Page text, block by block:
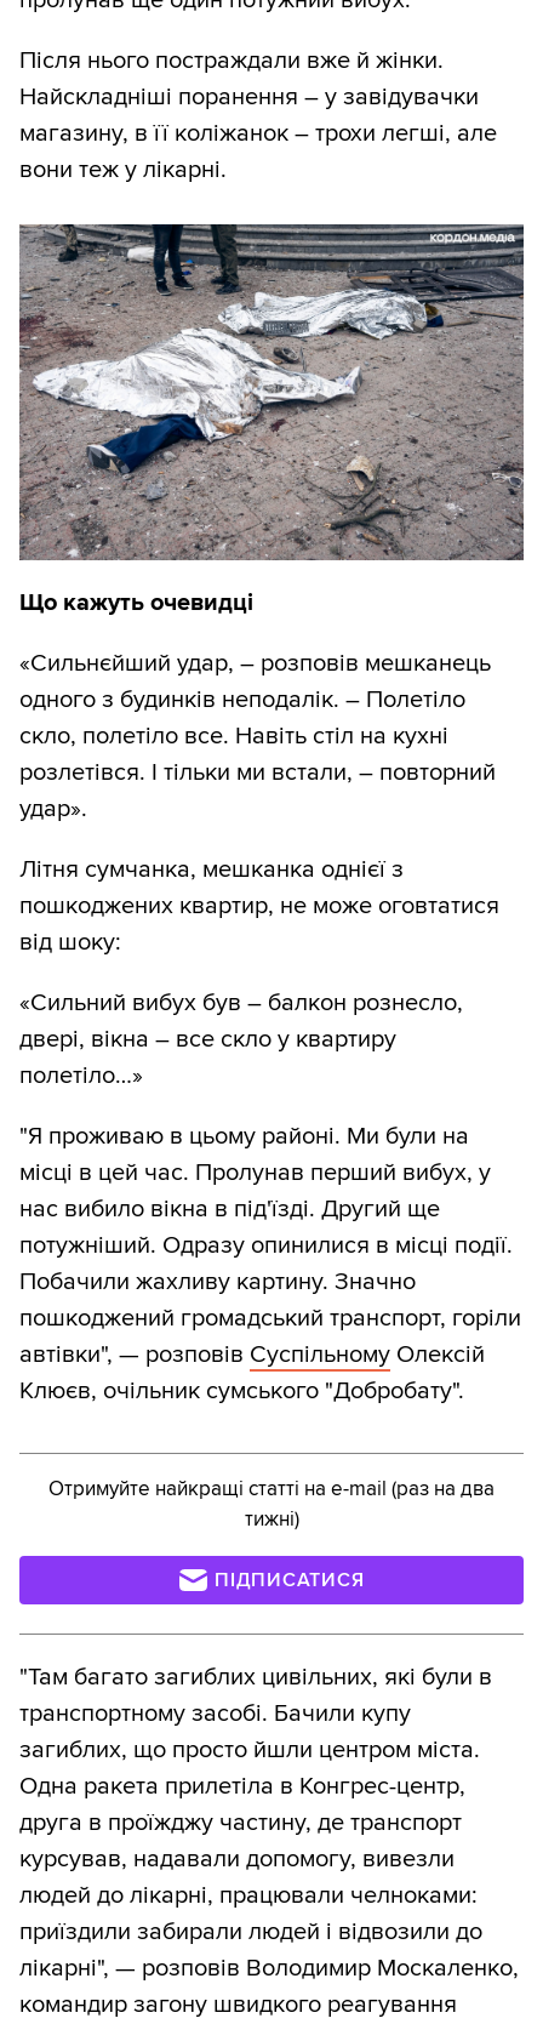
Після нього постраждали вже й жінки.
Найскладніші поранення – у завідувачки
магазину, в її коліжанок – трохи легші, але
вони теж у лікарні.
Що кажуть очевидці
«Сильнєйший удар, – розповів мешканець
одного з будинків неподалік. – Полетіло
скло, полетіло все. Навіть стіл на кухні
розлетівся. І тільки ми встали, – повторний
удар».
Літня сумчанка, мешканка однієї з
пошкоджених квартир, не може оговтатися
від шоку:
«Сильний вибух був – балкон рознесло,
двері, вікна – все скло у квартиру
полетіло…»
"Я проживаю в цьому районі. Ми були на
місці в цей час. Пролунав перший вибух, у
нас вибило вікна в під'їзді. Другий ще
потужніший. Одразу опинилися в місці події.
Побачили жахливу картину. Значно
пошкоджений громадський транспорт, горіли
автівки", — розповів Суспільному Олексій
Клюєв, очільник сумського "Добробату".
Отримуйте найкращі статті на e-mail (раз на два
тижні)
ПІДПИСАТИСЯ
"Там багато загиблих цивільних, які були в
транспортному засобі. Бачили купу
загиблих, що просто йшли центром міста.
Одна ракета прилетіла в Конгрес-центр,
друга в проїжджу частину, де транспорт
курсував, надавали допомогу, вивезли
людей до лікарні, працювали челноками:
приїздили забирали людей і відвозили до
лікарні", — розповів Володимир Москаленко,
командир загону швидкого реагування